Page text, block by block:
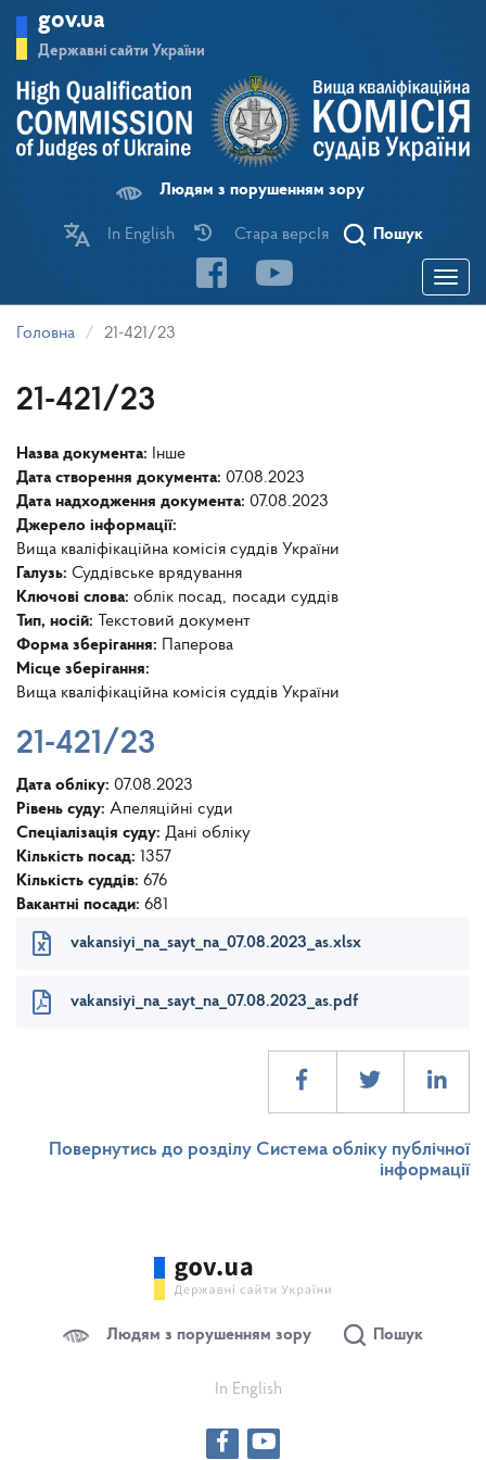
основного
матеріалу
gov.ua
Державні сайти України
Людям з порушенням зору
In English Стара версІя Пошук
Toggle
Головна 21-421/23
21-421/23
Назва документа:
Інше
Дата створення документа: 07.08.2023
Дата надходження документа: 07.08.2023
Джерело інформації:
Вища кваліфікаційна комісія суддів України
Галузь: Суддівське врядування
Ключові слова: облік посад
посади суддів
Тип, носій:
Текстовий документ
Форма зберігання:
Паперова
Місце зберігання:
Вища кваліфікаційна комісія суддів України
21-421/23
Дата обліку: 07.08.2023
Рівень суду: Апеляційні суди
Спеціалізація суду: Дані обліку
Кількість посад: 1357
Кількість суддів: 676
Вакантні посади: 681
vakansiyi_na_sayt_na_07.08.2023_as.xlsx
vakansiyi_na_sayt_na_07.08.2023_as.pdf
Повернутись до розділу Система обліку публічної
інформації
Людям з порушенням зору Пошук
In English